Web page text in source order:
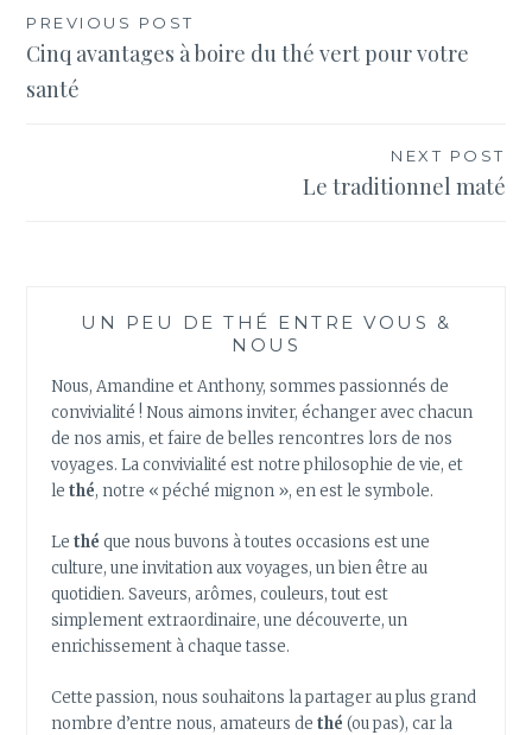
Navigation
de
PREVIOUS POST
Cinq avantages à boire du thé vert pour votre
santé
NEXT POST
Le traditionnel maté
UN PEU DE THÉ ENTRE VOUS &
NOUS
Nous, Amandine et Anthony, sommes passionnés de
convivialité ! Nous aimons inviter, échanger avec chacun
de nos amis, et faire de belles rencontres lors de nos
voyages. La convivialité est notre philosophie de vie, et
lethé, notre « péché mignon », en est le symbole.
Lethé que nous buvons à toutes occasions est une
culture, une invitation aux voyages, un bien être au
quotidien. Saveurs, arômes, couleurs, tout est
simplement extraordinaire, une découverte, un
enrichissement à chaque tasse.
Cette passion, nous souhaitons la partager au plus grand
nombre d’entre nous, amateurs de thé (ou pas), car la